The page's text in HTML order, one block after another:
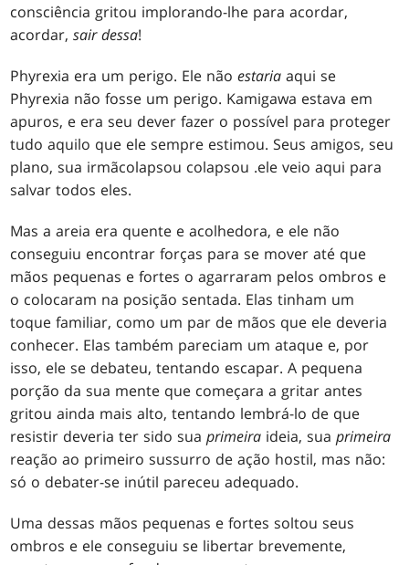
consciência gritou implorando-lhe para acordar,
acordar,sair dessa!
Phyrexia era um perigo. Ele nãoestaria aqui se
Phyrexia não fosse um perigo. Kamigawa estava em
apuros, e era seu dever fazer o possível para proteger
tudo aquilo que ele sempre estimou. Seus amigos, seu
plano, sua irmãcolapsou colapsou .ele veio aqui para
salvar todos eles.
Mas a areia era quente e acolhedora, e ele não
conseguiu encontrar forças para se mover até que
mãos pequenas e fortes o agarraram pelos ombros e
o colocaram na posição sentada. Elas tinham um
toque familiar, como um par de mãos que ele deveria
conhecer. Elas também pareciam um ataque e, por
isso, ele se debateu, tentando escapar. A pequena
porção da sua mente que começara a gritar antes
gritou ainda mais alto, tentando lembrá-lo de que
resistir deveria ter sido suaprimeira ideia, suaprimeira
reação ao primeiro sussurro de ação hostil, mas não:
só o debater-se inútil pareceu adequado.
Uma dessas mãos pequenas e fortes soltou seus
ombros e ele conseguiu se libertar brevemente,